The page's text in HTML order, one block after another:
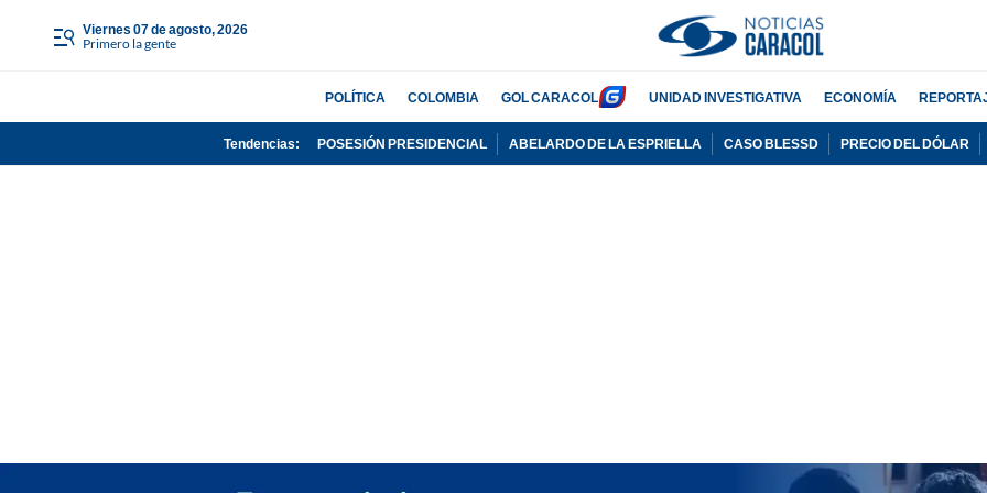
viernes 07 de agosto, 2026
Primero la gente
POLÍTICA COLOMBIA GOL CARACOL UNIDAD INVESTIGATIVA ECONOMÍA
Tendencias: POSESIÓN PRESIDENCIAL ABELARDO DE LA ESPRIELLA CASO BLESSD PRECIO DEL DÓLAR